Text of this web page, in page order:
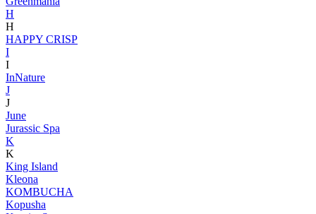
H
H
HAPPY CRISP
I
I
InNature
J
J
June
Jurassic Spa
K
K
King Island
Kleona
KOMBUCHA
Kopusha